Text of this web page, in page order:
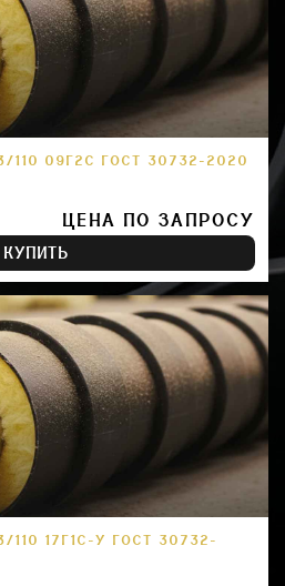
09Г2С ГОСТ 30732-2020
ЦЕНА ПО ЗАПРОСУ
КУПИТЬ
17Г1С-У ГОСТ 30732-